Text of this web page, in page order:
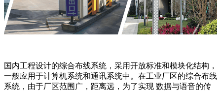
国内工程设计的综合布线系统，采用开放标准和模块化结构，
一般应用于计算机系统和通讯系统中。在工业厂区的综合布线
系统，由于厂区范围广，距离远，为了实现 数据与语音的传